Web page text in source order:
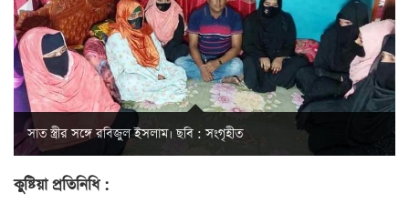
সাত স্ত্রীর সঙ্গে রবিজুল ইসলাম। ছবি : সংগৃহীত
কুুষ্টিয়া প্রতিনিধি :